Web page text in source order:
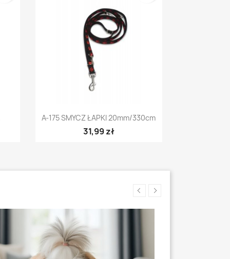
Szybki podgląd
A-175 SMYCZ ŁAPKI 20mm/330cm
31,99 zł